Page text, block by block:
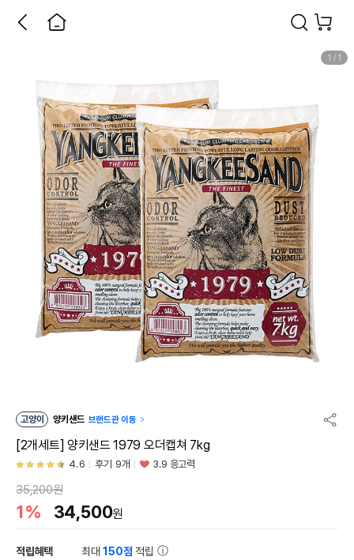
1 / 1
고양이 양키샌드 브랜드관 이동
[2개세트] 양키샌드 1979 오더캡쳐 7kg
4.6 후기 9개 3.9 응고력
35,200원
1% 34,500원
적립혜택 최대150점 적립